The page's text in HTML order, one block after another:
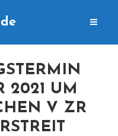
2021 UM
V ZR